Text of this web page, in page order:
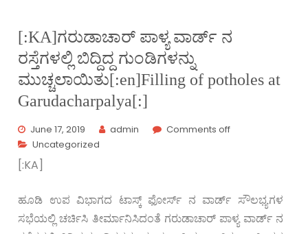
[:KA]ಗರುಡಾಚಾರ್ ಪಾಳ್ಯ ವಾರ್ಡ್ ನ
ರಸ್ತೆಗಳಲ್ಲಿ ಬಿದ್ದಿದ್ದ ಗುಂಡಿಗಳನ್ನು
ಮುಚ್ಚಲಾಯಿತು[:en]Filling of potholes at
Garudacharpalya[:]
June 17, 2019 admin
Comments off
Uncategorized
[:KA]
ಹೂಡಿ ಉಪ ವಿಭಾಗದ ಟಾಸ್ಕ್ ಫೋರ್ಸ್ ನ ವಾರ್ಡ್ ಸೌಲಭ್ಯಗಳ
ಸಭೆಯಲ್ಲಿ ಚರ್ಚಿಸಿ ತೀರ್ಮಾನಿಸಿದಂತೆ ಗರುಡಾಚಾರ್ ಪಾಳ್ಯ ವಾರ್ಡ್ ನ